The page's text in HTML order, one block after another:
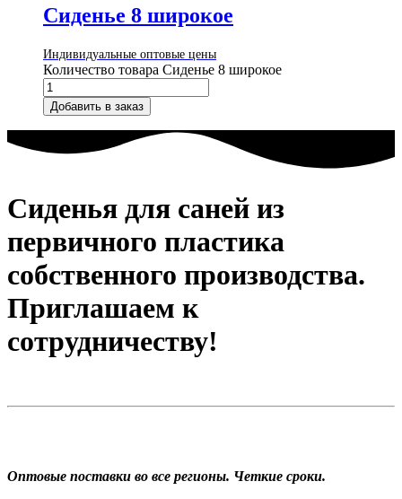
Сиденье 8 широкое
Индивидуальные оптовые цены
Количество товара Сиденье 8 широкое
Добавить в заказ
Сиденья для саней из
первичного пластика
собственного производства.
Приглашаем к
сотрудничеству!
Оптовые поставки во все регионы. Четкие сроки.